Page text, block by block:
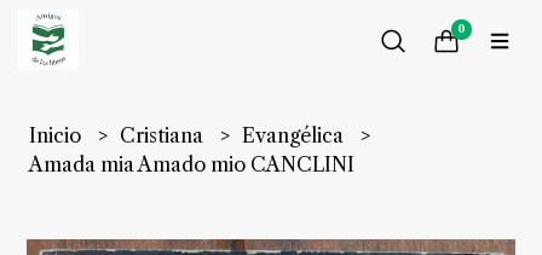
0
Inicio Cristiana
Evangélica
Amada mia Amado mio CANCLINI